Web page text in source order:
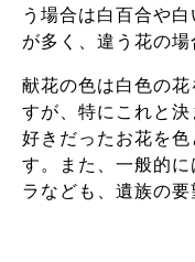
う場合は白百合や
が多く、違う花の場
献花の色は白色の
すが、特にこれと
好きだったお花を
す。また、一般的
ラなども、遺族の要